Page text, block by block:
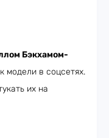
Бэкхамом-
модели в соцсетях.
их на